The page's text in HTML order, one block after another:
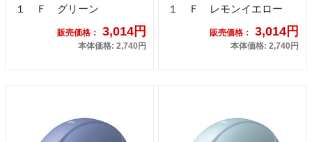
１ Ｆ グリーン
販売価格： 3,014円
本体価格: 2,740円
１ Ｆ レモンイエロー
販売価格： 3,014円
本体価格: 2,740円